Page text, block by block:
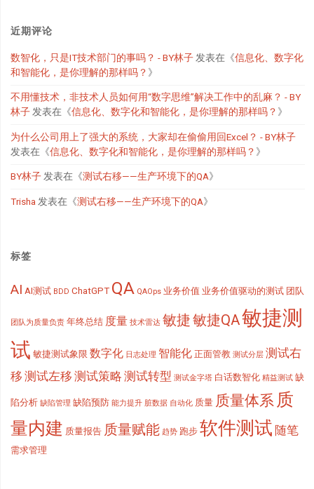
近期评论
数智化，只是IT技术部门的事吗？ - BY林子发表在《信息化、数字化
和智能化，是你理解的那样吗？ 》
不用懂技术，非技术人员如何用“数字思维”解决工作中的乱麻？ - BY
林子发表在《信息化、数字化和智能化，是你理解的那样吗？ 》
为什么公司用上了强大的系统，大家却在偷偷用回Excel？ - BY林子
发表在《信息化、数字化和智能化，是你理解的那样吗？ 》
BY林子发表在《测试右移——生产环境下的QA》
Trisha 发表在《测试右移——生产环境下的QA》
标签
AI AI测试 BDD ChatGPT QA QAOps 业务价值 业务价值驱动的测试 团队
团队为质量负责 年终总结 度量 技术雷达 敏捷敏捷QA敏捷测
试 敏捷测试象限 数字化 日志处理 智能化 正面管教 测试分层 测试右
移 测试左移 测试策略 测试转型 测试金字塔 白话数智化 精益测试 缺
陷分析 缺陷管理 缺陷预防 能力提升 脏数据 自动化 质量 质量体系 质
量内建 质量报告 质量赋能 趋势 跑步 软件测试 随笔
需求管理